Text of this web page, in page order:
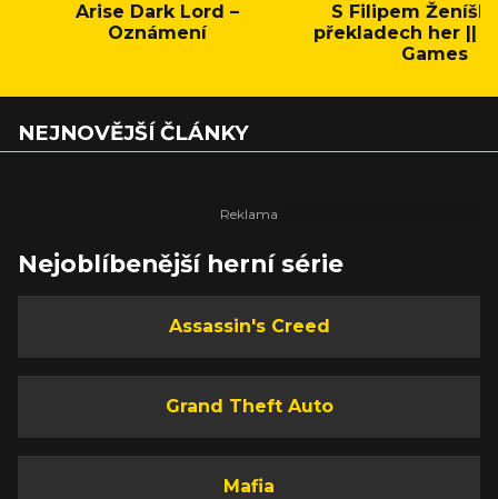
Arise Dark Lord –
Oznámení
S Filipem
překladech her ||
Games
NEJNOVĚJŠÍ ČLÁNKY
Nejoblíbenější herní série
Assassin's Creed
Grand Theft Auto
Mafia